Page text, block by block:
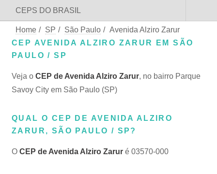
CEPS DO BRASIL
Home / SP / São Paulo / Avenida Alziro Zarur
CEP AVENIDA ALZIRO ZARUR EM SÃO
PAULO / SP
Veja o CEP de Avenida Alziro Zarur, no bairro Parque
Savoy City em São Paulo (SP)
QUAL O CEP DE AVENIDA ALZIRO
ZARUR, SÃO PAULO / SP?
O CEP de Avenida Alziro Zarur é 03570-000